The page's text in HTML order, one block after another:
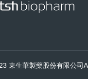
東生華製藥股份有限公司